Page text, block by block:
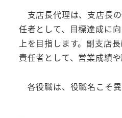
支店長代理は、支店長
任者として、目標達成に
上を目指します。副支店
責任者として、営業成績
各役職は、役職名こそ